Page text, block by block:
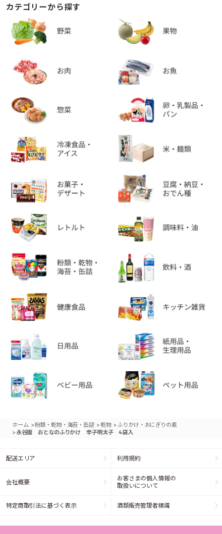
カテゴリーから探す
ホーム >粉類・乾物・海苔・缶詰 >乾物 >ふりかけ・おにぎりの素
>永谷園 おとなのふりかけ 辛子明太子 4袋入
配送エリア 利用規約
会社概要
お客さまの個人情報の
取扱いについて
特定商取引法に基づく表示 酒類販売管理者標識